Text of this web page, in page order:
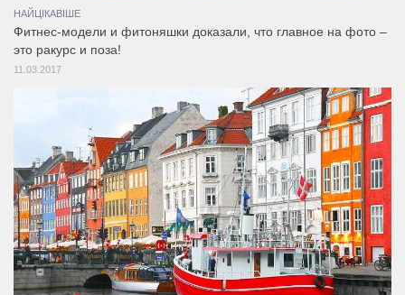
НАЙЦІКАВІШЕ
Фитнес-модели и фитоняшки доказали, что главное на фото –
это ракурс и поза!
11.03.2017